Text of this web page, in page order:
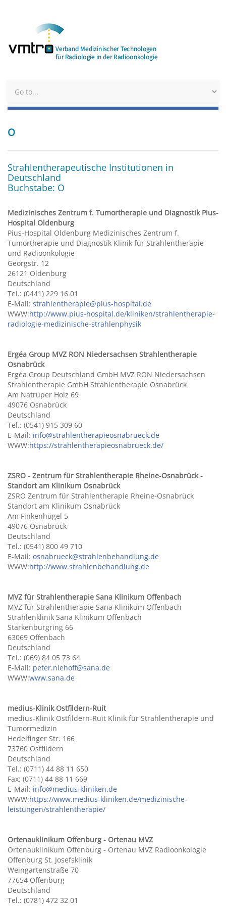
O
Strahlentherapeutische Institutionen in
Deutschland
Buchstabe: O
Medizinisches Zentrum f. Tumortherapie und Diagnostik Pius-
Hospital Oldenburg
Pius-Hospital Oldenburg Medizinisches Zentrum f.
Tumortherapie und Diagnostik Klinik für Strahlentherapie
und Radioonkologie
Georgstr. 12
26121 Oldenburg
Deutschland
Tel.: (0441) 229 16 01
E-Mail: strahlentherapie@pius-hospital.de
WWW:http://www.pius-hospital.de/kliniken/strahlentherapie-
radiologie-medizinische-strahlenphysik
Ergéa Group MVZ RON Niedersachsen Strahlentherapie
Osnabrück
Ergéa Group Deutschland GmbH MVZ RON Niedersachsen
Strahlentherapie GmbH Strahlentherapie Osnabrück
Am Natruper Holz 69
49076 Osnabrück
Deutschland
Tel.: (0541) 915 309 60
E-Mail: info@strahlentherapieosnabrueck.de
WWW:https://strahlentherapieosnabrueck.de/
ZSRO - Zentrum für Strahlentherapie Rheine-Osnabrück -
Standort am Klinikum Osnabrück
ZSRO Zentrum für Strahlentherapie Rheine-Osnabrück
Standort am Klinikum Osnabrück
Am Finkenhügel 5
49076 Osnabrück
Deutschland
Tel.: (0541) 800 49 710
E-Mail: osnabrueck@strahlenbehandlung.de
WWW:http://www.strahlenbehandlung.de
MVZ für Strahlentherapie Sana Klinikum Offenbach
MVZ für Strahlentherapie Sana Klinikum Offenbach
Strahlenklinik Sana Klinikum Offenbach
Starkenburgring 66
63069 Offenbach
Deutschland
Tel.: (069) 84 05 73 64
E-Mail: peter.niehoff@sana.de
WWW:www.sana.de
medius-Klinik Ostfildern-Ruit
medius-Klinik Ostfildern-Ruit Klinik für Strahlentherapie und
Tumormedizin
Hedelfinger Str. 166
73760 Ostfildern
Deutschland
Tel.: (0711) 44 88 11 650
Fax: (0711) 44 88 11 669
E-Mail: info@medius-kliniken.de
WWW:https://www.medius-kliniken.de/medizinische-
leistungen/strahlentherapie/
Ortenauklinikum Offenburg - Ortenau MVZ
Ortenauklinikum Offenburg - Ortenau MVZ Radioonkologie
Offenburg St. Josefsklinik
Weingartenstraße 70
77654 Offenburg
Deutschland
Tel.: (0781) 472 32 01